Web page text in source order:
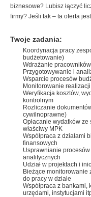
biznesowe? Lubisz łączyć
firmy? Jeśli tak – ta oferta
Twoje zadania:
Koordynacja pracy
budżetowanie)
Wdrażanie
Przygotowywanie i
Wsparcie procesów
Monitorowanie
Weryfikacja kosztów,
kontrolnym
Rozliczanie
cywilnoprawne)
Opłacanie wydatków
właściwy MPK
Współpraca z działami
finansowych
Usprawnianie
analitycznych
Udział w projektach i
Bieżące monitorowanie
do pracy w dziale
Współpraca z
urzędami, instytucjami